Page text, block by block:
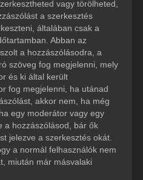
vagy törölheted,
a szerkesztés
általában csak a
Abban az
a hozzászólásodra, a
szöveg fog megjelenni, mely
és ki által került
fog megjelenni, ha utánad
akkor nem, ha még
egy moderátor vagy egy
a hozzászólásod, bár ők
jelezve a szerkesztés okát.
a normál felhasználók nem
miután már másvalaki